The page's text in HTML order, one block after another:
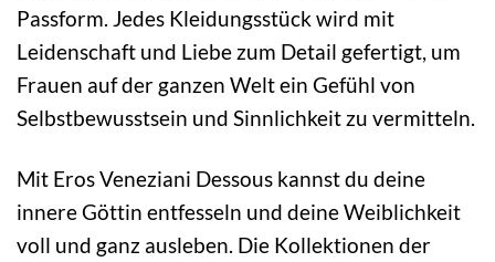
Passform. Jedes Kleidungsstück wird mit
Leidenschaft und Liebe zum Detail gefertigt, um
Frauen auf der ganzen Welt ein Gefühl von
Selbstbewusstsein und Sinnlichkeit zu vermitteln.
Mit Eros Veneziani Dessous kannst du deine
innere Göttin entfesseln und deine Weiblichkeit
voll und ganz ausleben. Die Kollektionen der